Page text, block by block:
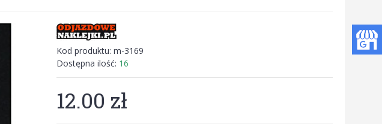
Kod produktu: m-3169
Dostępna ilość: 16
12.00 zł